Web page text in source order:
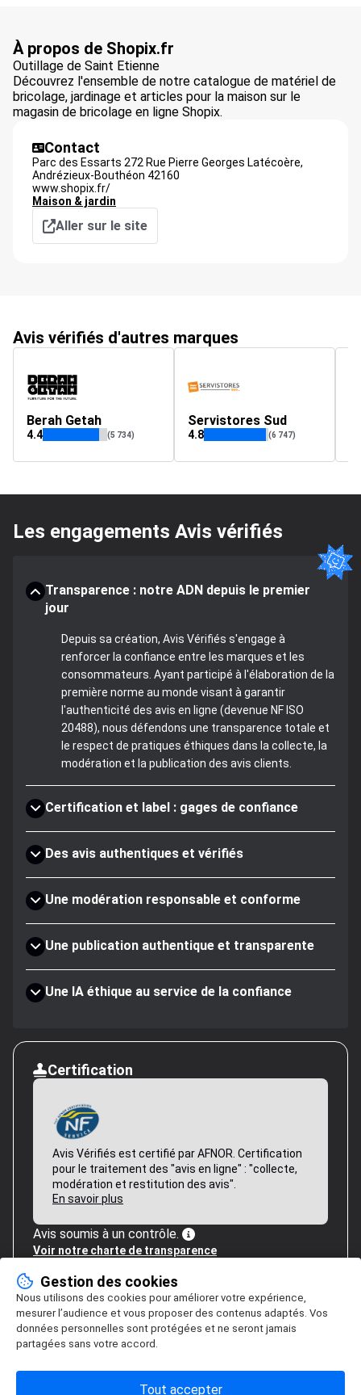
À propos de Shopix.fr
Outillage de Saint Etienne
Découvrez l'ensemble de notre catalogue de matériel de
bricolage, jardinage et articles pour la maison sur le
magasin de bricolage en ligne Shopix.
Contact
Parc des Essarts 272 Rue Pierre Georges Latécoère,
Andrézieux-Bouthéon 42160
www.shopix.fr/
Maison & jardin
Aller sur le site
Avis vérifiés d'autres marques
Berah Getah
4.4 (5 734)
Servistores Sud
4.8 (6 747)
Les engagements Avis vérifiés
Transparence : notre ADN depuis le premier
jour
Depuis sa création, Avis Vérifiés s'engage à
renforcer la confiance entre les marques et les
consommateurs. Ayant participé à l'élaboration de la
première norme au monde visant à garantir
l'authenticité des avis en ligne (devenue NF ISO
20488), nous défendons une transparence totale et
le respect de pratiques éthiques dans la collecte, la
modération et la publication des avis clients.
Certification et label : gages de confiance
Des avis authentiques et vérifiés
Une modération responsable et conforme
Une publication authentique et transparente
Une IA éthique au service de la confiance
Certification
Avis Vérifiés est certifié par AFNOR. Certification
pour le traitement des "avis en ligne" : "collecte,
modération et restitution des avis".
En savoir plus
Avis soumis à un contrôle.
Voir notre charte de transparence
Gestion des cookies
Nous utilisons des cookies pour améliorer votre expérience,
mesurer l’audience et vous proposer des contenus adaptés. Vos
données personnelles sont protégées et ne seront jamais
partagées sans votre accord.
Tout accepter